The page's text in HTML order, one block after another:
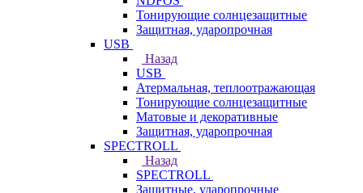
Тонирующие солнцезащитные
Защитная, ударопрочная
USB
Назад
USB
Атермальная, теплоотражающая
Тонирующие солнцезащитные
Матовые и декоративные
Защитная, ударопрочная
SPECTROLL
Назад
SPECTROLL
Защитные, ударопрочные